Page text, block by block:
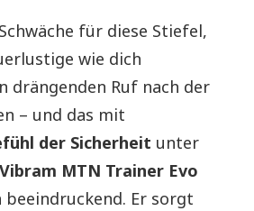
für diese Stiefel,
wie dich
drängenden Ruf nach der
– und das mit
der Sicherheit unter
Vibram MTN Trainer Evo
Er sorgt